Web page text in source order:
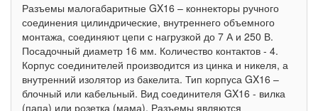
Разъемы малогабаритные GX16 – коннекторы ручного
соединения цилиндрические, внутреннего объемного
монтажа, соединяют цепи с нагрузкой до 7 А и 250 В.
Посадочный диаметр 16 мм. Количество контактов - 4.
Корпус соединителей производится из цинка и никеля, а
внутренний изолятор из бакелита. Тип корпуса GX16 –
блочный или кабельный. Вид соединителя GX16 - вилка
(папа) или розетка (мама). Разъемы являются